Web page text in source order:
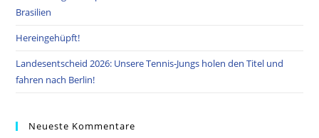
Brasilien
Hereingehüpft!
Landesentscheid 2026: Unsere Tennis‑Jungs holen den Titel und
fahren nach Berlin!
Neueste Kommentare